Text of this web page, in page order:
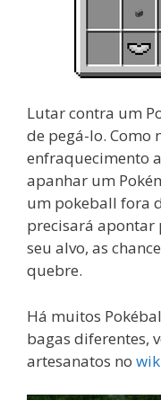
Lutar contra um
de pegá-lo. Como
enfraquecimento
apanhar um
um pokeball fora
precisará apontar
seu alvo, as
quebre.
Há muitos
bagas diferentes,
artesanatos no